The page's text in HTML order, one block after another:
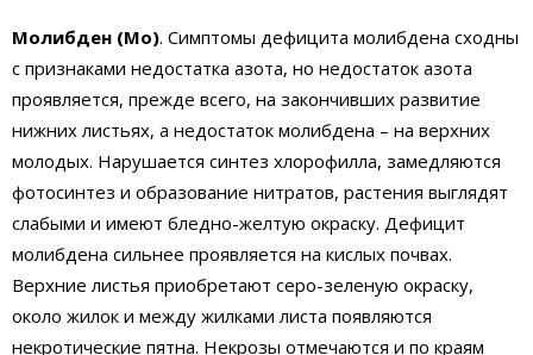
Молибден (Мо). Симптомы дефицита молибдена сходны
с признаками недостатка азота, но недостаток азота
проявляется, прежде всего, на закончивших развитие
нижних листьях, а недостаток молибдена – на верхних
молодых. Нарушается синтез хлорофилла, замедляются
фотосинтез и образование нитратов, растения выглядят
слабыми и имеют бледно-желтую окраску. Дефицит
молибдена сильнее проявляется на кислых почвах.
Верхние листья приобретают серо-зеленую окраску,
около жилок и между жилками листа появляются
некротические пятна. Некрозы отмечаются и по краям